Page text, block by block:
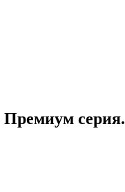
Премиум серия.